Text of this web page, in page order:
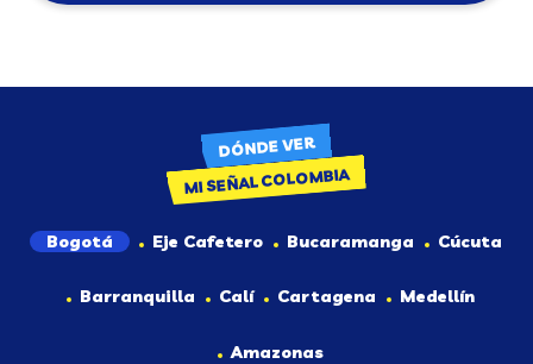
DÓNDE VER
MI SEÑAL COLOMBIA
Bogotá Eje Cafetero Bucaramanga Cúcuta
Barranquilla Calí Cartagena Medellín
Amazonas